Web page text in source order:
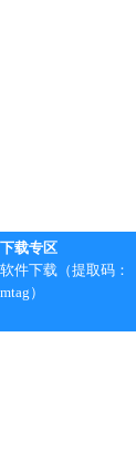
下载专区
软件下载（提取码：
mtag）